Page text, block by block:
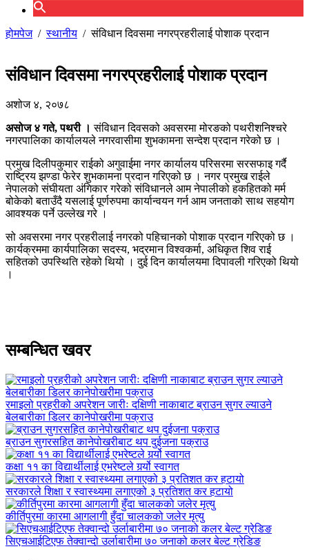
होमपेज/स्थानीय /संविधान दिवसमा नगरप्रहरीलाई पोशाक प्रदान
संविधान दिवसमा नगरप्रहरीलाई पोशाक प्रदान
अशोज ४, २०७८
असोज ४ गते, पथरी । संविधान दिवसको अवसरमा मोरङको पथरीशनिश्चरे
नगरपालिका कार्यालयले नगरवासीमा शुभकामना सन्देश प्रदान गरेको छ ।
प्रमुख दिलीपकुमार राईको अगुवाईमा नगर कार्यालय परिसरमा सरसफाइ गर्दै
राष्ट्रिय झण्डा फेरेर शुभकामना प्रदान गरिएको छ । नगर प्रमुख राईले
नेपालको संघीयता अंगिकार गरेको संविधानले आम नेपालीको हकहितको मर्म
बोकेको बताउँदै यसलाई पूर्णरुपमा कार्यान्वयन गर्न आम जनताको साथ सहयोग
आवश्यक पर्ने उल्लेख गरे ।
सो अवसरमा नगर प्रहरीलाई नगरको पहिचानको पोशाक प्रदान गरिएको छ ।
कार्यक्रममा कार्यपालिका सदस्य, भद्रमान विश्वकर्मा, अधिकृत शिव राई
सहितको उपस्थिति रहेको थियो । दुई दिन कार्यालयमा दिपावली गरिएको थियो
।
सम्बन्धित खवर
रमाइलो प्रहरीको अपरेशन जारीः दक्षिणी नाकाबाट ब्राउन सुगर ल्याउने
बेलबारीका डिलर कानेपोखरीमा पक्राउ
ब्राउन सुगरसहित कानेपोखरीबाट थप दुईजना पक्राउ
कक्षा ११ का विद्यार्थीलाई एभरेष्टले गर्र्यो स्वागत
सरकारले शिक्षा र स्वास्थ्यमा लगाएको ३ प्रतिशत कर हटायो
कीर्तिपुरमा कारमा आगलागी हुँदा चालकको जलेर मृत्यु
सिएचआईटिएफ तेक्वान्दो उर्लाबारीमा ७० जनाको कलर बेल्ट ग्रेडिङ